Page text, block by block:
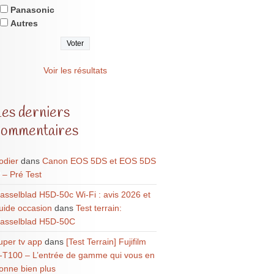
Panasonic
Autres
Voir les résultats
derniers
dans Canon EOS 5DS et EOS 5DS
– Pré Test
H5D-50c Wi-Fi : avis 2026 et
occasion dans Test terrain:
H5D-50C
tv appdans [Test Terrain] Fujifilm
T100 – L’entrée de gamme qui vous en
bien plus